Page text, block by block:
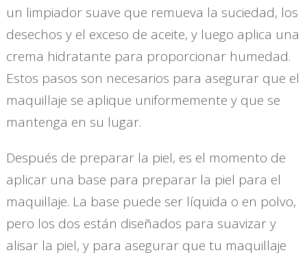
un limpiador suave que remueva la suciedad, los
desechos y el exceso de aceite, y luego aplica una
crema hidratante para proporcionar humedad.
Estos pasos son necesarios para asegurar que el
maquillaje se aplique uniformemente y que se
mantenga en su lugar.
Después de preparar la piel, es el momento de
aplicar una base para preparar la piel para el
maquillaje. La base puede ser líquida o en polvo,
pero los dos están diseñados para suavizar y
alisar la piel, y para asegurar que tu maquillaje